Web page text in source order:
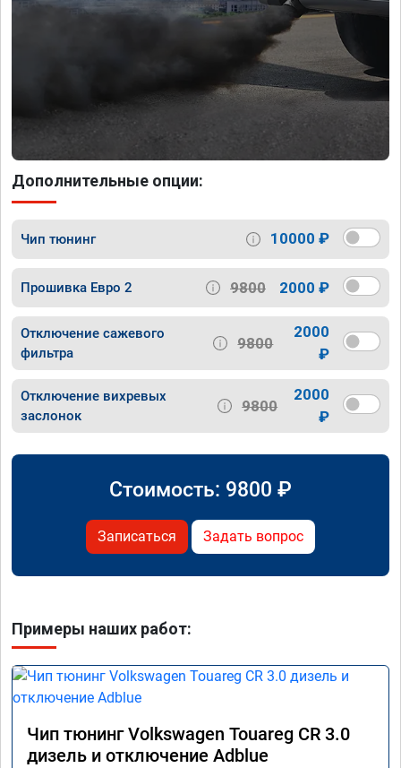
Дополнительные опции:
Чип тюнинг 10000 ₽
Прошивка Евро 2 9800 2000 ₽
Отключение сажевого
фильтра
9800
2000
₽
Отключение вихревых
заслонок
9800
2000
₽
Стоимость: 9800 ₽
Записаться Задать вопрос
Примеры наших работ:
Чип тюнинг Volkswagen Touareg CR 3.0
дизель и отключение Adblue